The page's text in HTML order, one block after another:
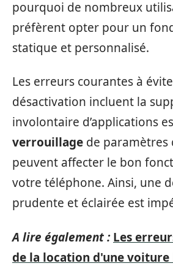
pourquoi de nombreux
préfèrent opter pour un
statique et personnalisé.
Les erreurs courantes à
désactivation incluent la
involontaire d’applications
verrouillage de paramètres
peuvent affecter le bon
votre téléphone. Ainsi, une
prudente et éclairée est
A lire également : Les
de la location d'une voiture